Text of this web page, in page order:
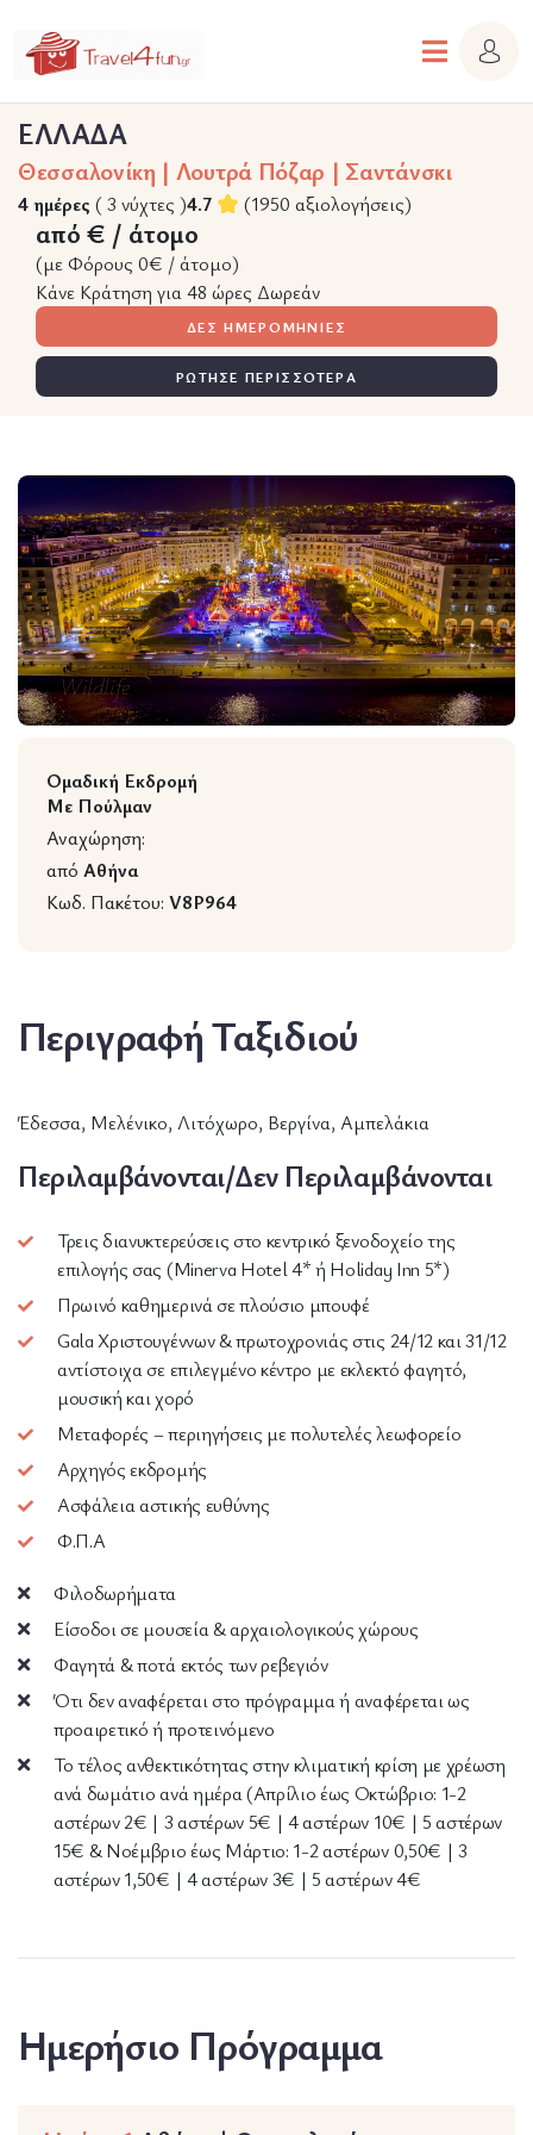
ΕΛΛΑΔΑ
Θεσσαλονίκη | Λουτρά Πόζαρ | Σαντάνσκι
4 ημέρες ( 3 νύχτες )4.7 (1950 αξιολογήσεις)
από € / άτομο
(με Φόρους 0€ / άτομο)
Κάνε Κράτηση για 48 ώρες Δωρεάν
ΔΕΣ ΗΜΕΡΟΜΗΝΙΕΣ
ΡΩΤΗΣΕ ΠΕΡΙΣΣΟΤΕΡΑ
Wildlife
Ομαδική Εκδρομή
Με Πούλμαν
Αναχώρηση:
από Αθήνα
Κωδ. Πακέτου: V8P964
Περιγραφή Ταξιδιού
Έδεσσα, Μελένικο, Λιτόχωρο, Βεργίνα, Αμπελάκια
Περιλαμβάνονται/Δεν Περιλαμβάνονται
Τρεις διανυκτερεύσεις στο κεντρικό ξενοδοχείο της
επιλογής σας (Minerva Hotel 4* ή Holiday Inn 5*)
Πρωινό καθημερινά σε πλούσιο μπουφέ
Gala Χριστουγέννων & πρωτοχρονιάς στις 24/12 και 31/12
αντίστοιχα σε επιλεγμένο κέντρο με εκλεκτό φαγητό,
μουσική και χορό
Μεταφορές – περιηγήσεις με πολυτελές λεωφορείο
Αρχηγός εκδρομής
Ασφάλεια αστικής ευθύνης
Φ.Π.Α
Φιλοδωρήματα
Είσοδοι σε μουσεία & αρχαιολογικούς χώρους
Φαγητά & ποτά εκτός των ρεβεγιόν
Ότι δεν αναφέρεται στο πρόγραμμα ή αναφέρεται ως
προαιρετικό ή προτεινόμενο
Το τέλος ανθεκτικότητας στην κλιματική κρίση με χρέωση
ανά δωμάτιο ανά ημέρα (Απρίλιο έως Οκτώβριο: 1-2
αστέρων 2€ | 3 αστέρων 5€ | 4 αστέρων 10€ | 5 αστέρων
15€ & Νοέμβριο έως Μάρτιο: 1-2 αστέρων 0,50€ | 3
αστέρων 1,50€ | 4 αστέρων 3€ | 5 αστέρων 4€
Ημερήσιο Πρόγραμμα